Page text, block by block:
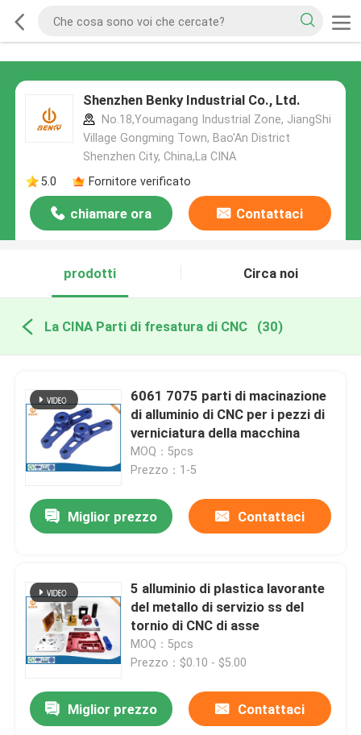
Shenzhen Benky Industrial Co., Ltd.
No.18,Youmagang Industrial Zone, JiangShi
Village Gongming Town, Bao'An District
Shenzhen City, China,La CINA
5.0
Fornitore verificato
chiamare ora Contattaci
prodotti Circa noi
La CINA Parti di fresatura di CNC (30)
6061 7075 parti di macinazione
di alluminio di CNC per i pezzi di
verniciatura della macchina
MOQ：5pcs
Prezzo：1-5
Miglior prezzo Contattaci
5 alluminio di plastica lavorante
del metallo di servizio ss del
tornio di CNC di asse
MOQ：5pcs
Prezzo：$0.10 - $5.00
Miglior prezzo Contattaci